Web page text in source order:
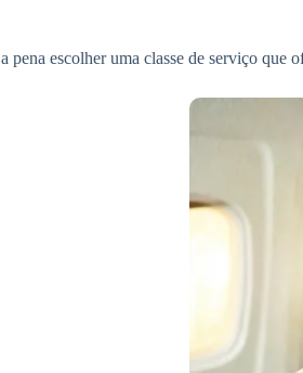
pena escolher uma classe de serviço que